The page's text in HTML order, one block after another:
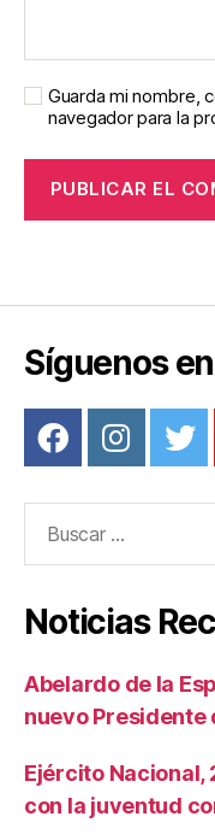
Guarda mi nombre,
navegador para la
Síguenos
Noticias
Abelardo de la
nuevo Presidente
Ejército Nacional,
con la juventud